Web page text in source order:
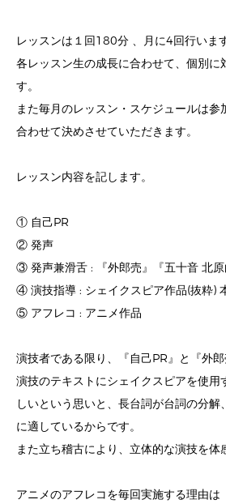
レッスンは１回180分 、月に4回行います
各レッスン生の成長に合わせて、個別に
す。
また毎月のレッスン・スケジュールは参
合わせて決めさせていただきます。
レッスン内容を記します。
① 自己PR
② 発声
③ 発声兼滑舌 : 『外郎売』『五十音 北原
④ 演技指導 : シェイクスピア作品(抜粋)
⑤ アフレコ : アニメ作品
演技者である限り、『自己PR』と『外郎
演技のテキストにシェイクスピアを使用
しいという思いと、長台詞が台詞の分
に適しているからです。
また立ち稽古により、立体的な演技を体
アニメのアフレコを毎回実施する理由は